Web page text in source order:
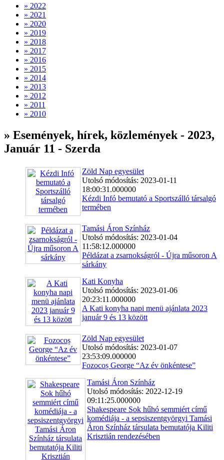
» 2022
» 2021
» 2020
» 2019
» 2018
» 2017
» 2016
» 2015
» 2014
» 2013
» 2012
» 2011
» 2010
» Események, hírek, közlemények - 2023,
Január 11 - Szerda
Zöld Nap egyesület
Utolsó módosítás: 2023-01-11
18:00:31.000000
Kézdi Infó bemutató a Sportszálló társalgó
termében
Tamási Áron Színház
Utolsó módosítás: 2023-01-04
11:58:12.000000
Példázat a zsarnokságról - Újra műsoron A
sárkány
Kati Konyha
Utolsó módosítás: 2023-01-06
20:23:11.000000
A Kati konyha napi menü ajánlata 2023
január 9 és 13 között
Zöld Nap egyesület
Utolsó módosítás: 2023-01-07
23:53:09.000000
Fozocoș George “Az év önkéntese”
Tamási Áron Színház
Utolsó módosítás: 2022-12-19
09:11:25.000000
Shakespeare Sok hűhó semmiért című
komédiája - a sepsiszentgyörgyi Tamási
Áron Színház társulata bemutatója Kiliti
Krisztián rendezésében